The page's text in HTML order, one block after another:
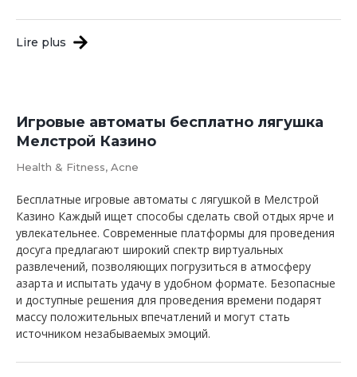
Lire plus
Игровые автоматы бесплатно лягушка
Мелстрой Казино
Health & Fitness, Acne
Бесплатные игровые автоматы с лягушкой в Мелстрой
Казино Каждый ищет способы сделать свой отдых ярче и
увлекательнее. Современные платформы для проведения
досуга предлагают широкий спектр виртуальных
развлечений, позволяющих погрузиться в атмосферу
азарта и испытать удачу в удобном формате. Безопасные
и доступные решения для проведения времени подарят
массу положительных впечатлений и могут стать
источником незабываемых эмоций.